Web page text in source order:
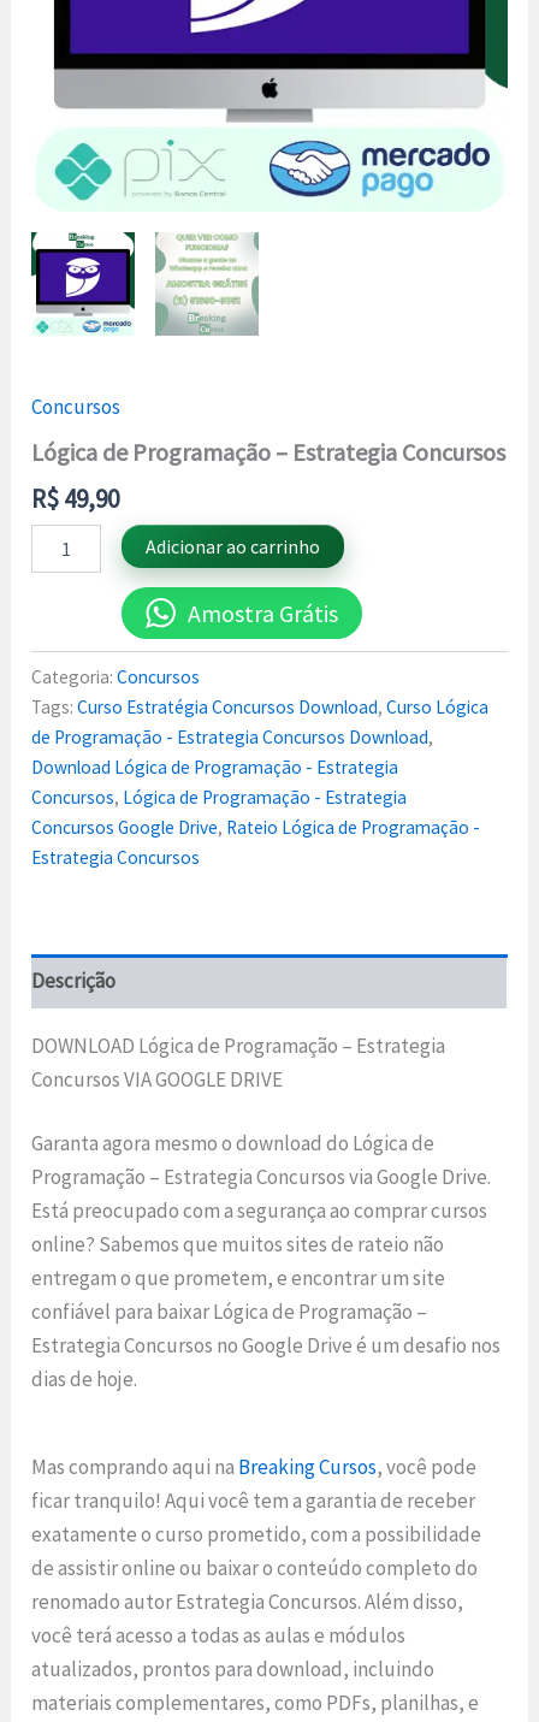
Concursos
Lógica de Programação – Estrategia Concursos
R$49,90
Adicionar ao carrinho
Amostra Grátis
Categoria:Concursos
Tags:Curso Estratégia Concursos Download,Curso Lógica
de Programação - Estrategia Concursos Download,
Download Lógica de Programação - Estrategia
Concursos, Lógica de Programação - Estrategia
Concursos Google Drive, Rateio Lógica de Programação -
Estrategia Concursos
Descrição
DOWNLOAD Lógica de Programação – Estrategia
Concursos VIA GOOGLE DRIVE
Garanta agora mesmo o download do Lógica de
Programação – Estrategia Concursos via Google Drive.
Está preocupado com a segurança ao comprar cursos
online? Sabemos que muitos sites de rateio não
entregam o que prometem, e encontrar um site
confiável para baixar Lógica de Programação –
Estrategia Concursos no Google Drive é um desafio nos
dias de hoje.
Mas comprando aqui na Breaking Cursos, você pode
ficar tranquilo! Aqui você tem a garantia de receber
exatamente o curso prometido, com a possibilidade
de assistir online ou baixar o conteúdo completo do
renomado autor Estrategia Concursos. Além disso,
você terá acesso a todas as aulas e módulos
atualizados, prontos para download, incluindo
materiais complementares, como PDFs, planilhas, e